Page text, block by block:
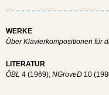
WERKE
Über Klavierkompositionen für
LITERATUR
ÖBL 4 (1969); NGroveD 10